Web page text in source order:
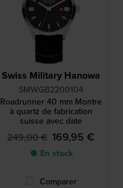
Swiss Military Hanowa
SMWGB2200104
Roadrunner 40 mm Montre
à quartz de fabrication
suisse avec date
249,00 € 169,95 €
● En stock
Comparer